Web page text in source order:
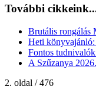
További
Brutális rongálás
Heti könyvajánló:
Fontos
A Szűzanya
2. oldal / 476